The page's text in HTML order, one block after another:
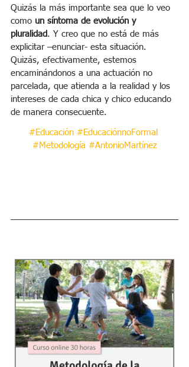
Quizás la más importante sea que lo veo
como un síntoma de evolución y
pluralidad . Y creo que no está de más
explicitar –enunciar- esta situación.
Quizás, efectivamente, estemos
encaminándonos a una actuación no
parcelada, que atienda a la realidad y los
intereses de cada chica y chico educando
de manera consecuente.
#Educación #EducaciónnoFormal
#Metodología #AntonioMartínez